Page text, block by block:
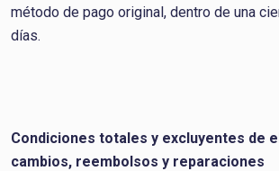
método de pago original, dentro de una
días.
Condiciones totales y excluyentes de
cambios, reembolsos y reparaciones